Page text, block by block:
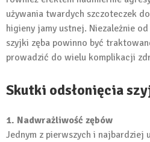
używania twardych szczoteczek
higieny jamy ustnej. Niezależnie
szyjki zęba powinno być
prowadzić do wielu komplikacji
Skutki odsłonięcia
1. Nadwrażliwość zębów
Jednym z pierwszych i najbardziej